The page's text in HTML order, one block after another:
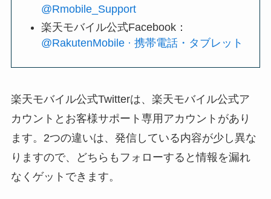
@Rmobile_Support
楽天モバイル公式Facebook：
@RakutenMobile · 携帯電話・タブレット
楽天モバイル公式Twitterは、楽天モバイル公式ア
カウントとお客様サポート専用アカウントがあり
ます。2つの違いは、発信している内容が少し異な
りますので、どちらもフォローすると情報を漏れ
なくゲットできます。